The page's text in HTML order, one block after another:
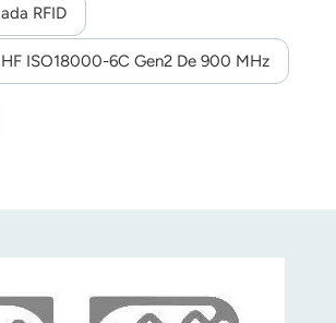
RFID
ISO18000-6C Gen2 De 900 MHz